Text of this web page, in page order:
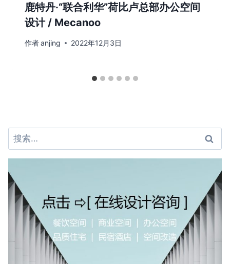
鹿特丹·“联合利华”荷比卢总部办公空间
设计 / Mecanoo
作者anjing 2022年12月3日
搜
索：